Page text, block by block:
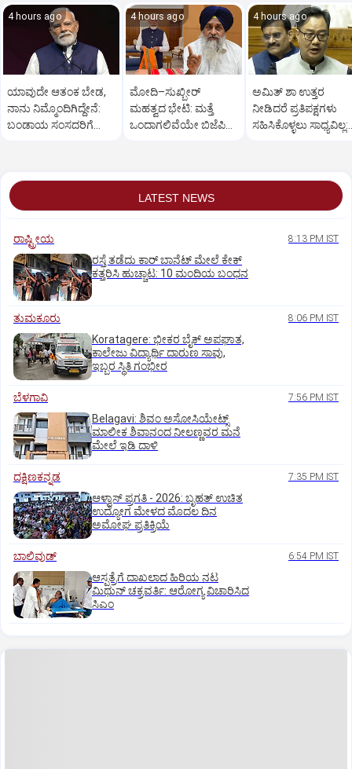
4 hours ago
ಯಾವುದೇ ಆತಂಕ ಬೇಡ,
ನಾನು ನಿಮ್ಮೊಂದಿಗಿದ್ದೇನೆ:
ಬಂಡಾಯ ಸಂಸದರಿಗೆ
4 hours ago
ಮೋದಿ–ಸುಖ್ಬೀರ್
ಮಹತ್ವದ ಭೇಟಿ: ಮತ್ತೆ
ಒಂದಾಗಲಿವೆಯೇ ಬಿಜೆಪಿ–
4 hours ago
ಅಮಿತ್ ಶಾ ಉತ್ತರ
ನೀಡಿದರೆ ಪ್ರತಿಪಕ್ಷಗಳು
ಸಹಿಸಿಕೊಳ್ಳಲು ಸಾಧ್ಯವಿಲ್ಲ:
LATEST NEWS
ರಾಷ್ಟ್ರೀಯ 8:13 PM IST
ರಸ್ತೆ ತಡೆದು ಕಾರ್ ಬಾನೆಟ್ ಮೇಲೆ ಕೇಕ್
ಕತ್ತರಿಸಿ ಹುಚ್ಚಾಟ: 10 ಮಂದಿಯ ಬಂಧನ
ತುಮಕೂರು 8:06 PM IST
Koratagere: ಭೀಕರ ಬೈಕ್ ಅಪಘಾತ,
ಕಾಲೇಜು ವಿದ್ಯಾರ್ಥಿ ದಾರುಣ ಸಾವು,
ಇಬ್ಬರ ಸ್ಥಿತಿ ಗಂಭೀರ
ಬೆಳಗಾವಿ 7:56 PM IST
Belagavi: ಶಿವಂ ಅಸೋಸಿಯೇಟ್ಸ್
ಮಾಲೀಕ ಶಿವಾನಂದ ನೀಲಣ್ಣವರ ಮನೆ
ಮೇಲೆ ಇಡಿ‌ ದಾಳಿ
ದಕ್ಷಿಣಕನ್ನಡ 7:35 PM IST
ಆಳ್ವಾಸ್‌ ಪ್ರಗತಿ - 2026: ಬೃಹತ್ ಉಚಿತ
ಉದ್ಯೋಗ ಮೇಳದ ಮೊದಲ ದಿನ
ಅಮೋಘ ಪ್ರತಿಕ್ರಿಯೆ
ಬಾಲಿವುಡ್‌ 6:54 PM IST
ಆಸ್ಪತ್ರೆಗೆ ದಾಖಲಾದ ಹಿರಿಯ ನಟ
ಮಿಥುನ್ ಚಕ್ರವರ್ತಿ: ಆರೋಗ್ಯ ವಿಚಾರಿಸಿದ
ಸಿಎಂ